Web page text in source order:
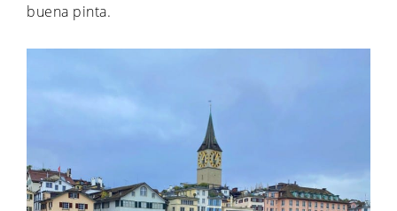
buena pinta.